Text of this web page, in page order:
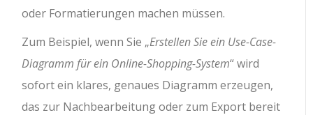
oder Formatierungen machen müssen.
Zum Beispiel, wenn Sie „Erstellen Sie ein Use-Case-
Diagramm für ein Online-Shopping-System“ wird
sofort ein klares, genaues Diagramm erzeugen,
das zur Nachbearbeitung oder zum Export bereit